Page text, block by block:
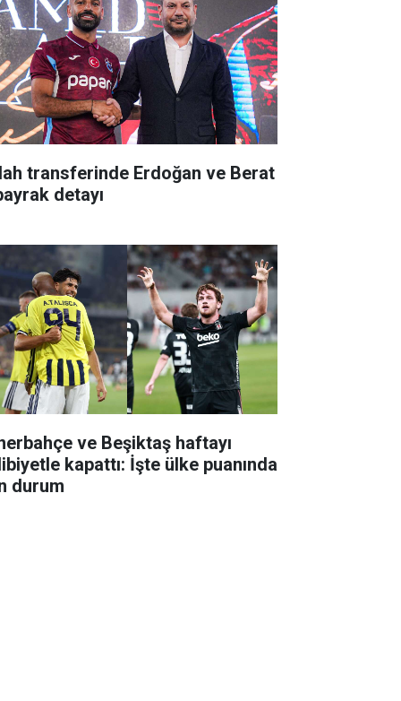
transferinde Erdoğan ve Berat
detayı
ve Beşiktaş haftayı
kapattı: İşte ülke puanında
durum